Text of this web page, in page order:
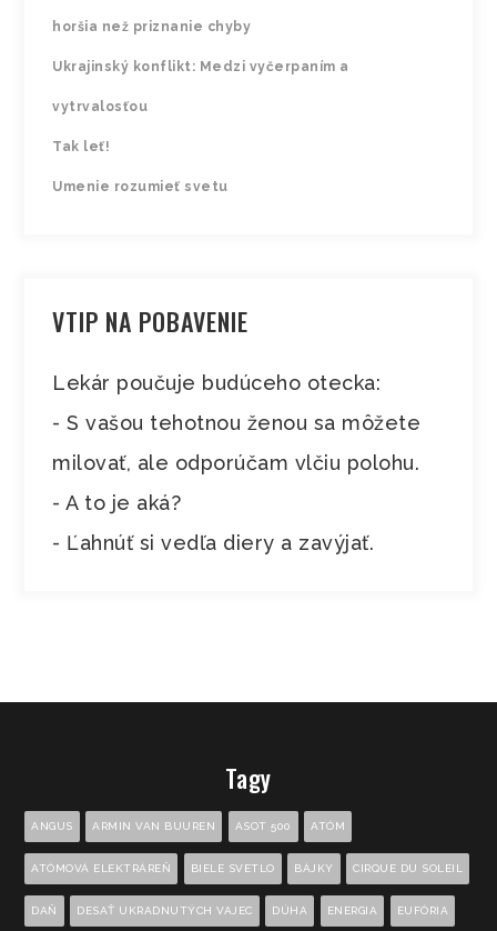
horšia než priznanie chyby
Ukrajinský konflikt: Medzi vyčerpaním a
vytrvalosťou
Tak leť!
Umenie rozumieť svetu
VTIP NA POBAVENIE
Lekár poučuje budúceho otecka:
- S vašou tehotnou ženou sa môžete
milovať, ale odporúčam vlčiu polohu.
- A to je aká?
- Ľahnúť si vedľa diery a zavýjať.
Tagy
ANGUS ARMIN VAN BUUREN ASOT 500 ATÓM
ATÓMOVÁ ELEKTRÁREŇ BIELE SVETLO BÁJKY CIRQUE DU SOLEIL
DAŇ DESAŤ UKRADNUTÝCH VAJEC DÚHA ENERGIA EUFÓRIA